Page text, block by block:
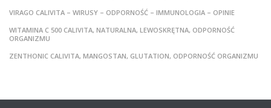
VIRAGO CALIVITA – WIRUSY – ODPORNOŚĆ – IMMUNOLOGIA – OPINIE
WITAMINA C 500 CALIVITA, NATURALNA, LEWOSKRĘTNA, ODPORNOŚĆ
ORGANIZMU
ZENTHONIC CALIVITA, MANGOSTAN, GLUTATION, ODPORNOŚĆ ORGANIZMU